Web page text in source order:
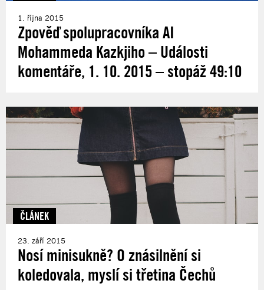
1. října 2015
Zpověď spolupracovníka AI
Mohammeda Kazkjiho – Události
komentáře, 1. 10. 2015 – stopáž 49:10
ČLÁNEK
23. září 2015
Nosí minisukně? O znásilnění si
koledovala, myslí si třetina Čechů